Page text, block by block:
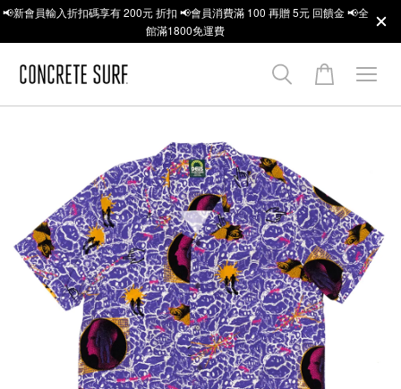
📢新會員輸入折扣碼享有 200元 折扣 📢會員消費滿 100 再贈 5元 回饋金 📢全
館滿1800免運費